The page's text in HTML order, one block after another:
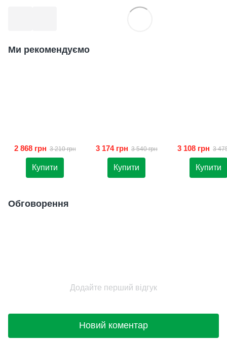
Ми рекомендуємо
2 868 грн 3 210 грн
Купити
3 174 грн 3 540 грн
Купити
3 108 грн 3
Купити
Обговорення
Додайте перший відгук
Новий коментар